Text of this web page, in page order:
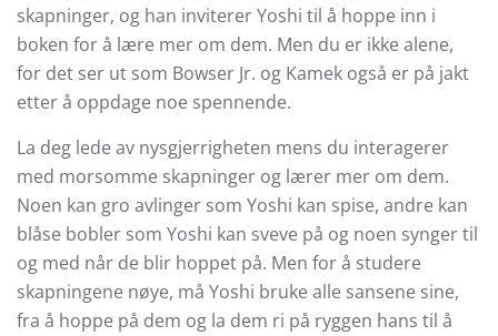
skapninger, og han inviterer Yoshi til å hoppe inn i
boken for å lære mer om dem. Men du er ikke alene,
for det ser ut som Bowser Jr. og Kamek også er på jakt
etter å oppdage noe spennende.
La deg lede av nysgjerrigheten mens du interagerer
med morsomme skapninger og lærer mer om dem.
Noen kan gro avlinger som Yoshi kan spise, andre kan
blåse bobler som Yoshi kan sveve på og noen synger til
og med når de blir hoppet på. Men for å studere
skapningene nøye, må Yoshi bruke alle sansene sine,
fra å hoppe på dem og la dem ri på ryggen hans til å